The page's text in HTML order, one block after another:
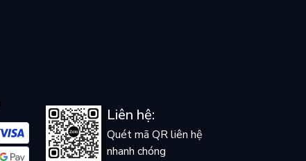
Liên hệ:
Quét mã QR liên hệ
nhanh chóng